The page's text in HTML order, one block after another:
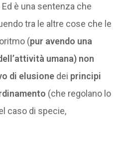
è una sentenza che
tra le altre cose che le
(pur avendo una
umana) non
di elusionedei principi
(che regolano lo
caso di specie,